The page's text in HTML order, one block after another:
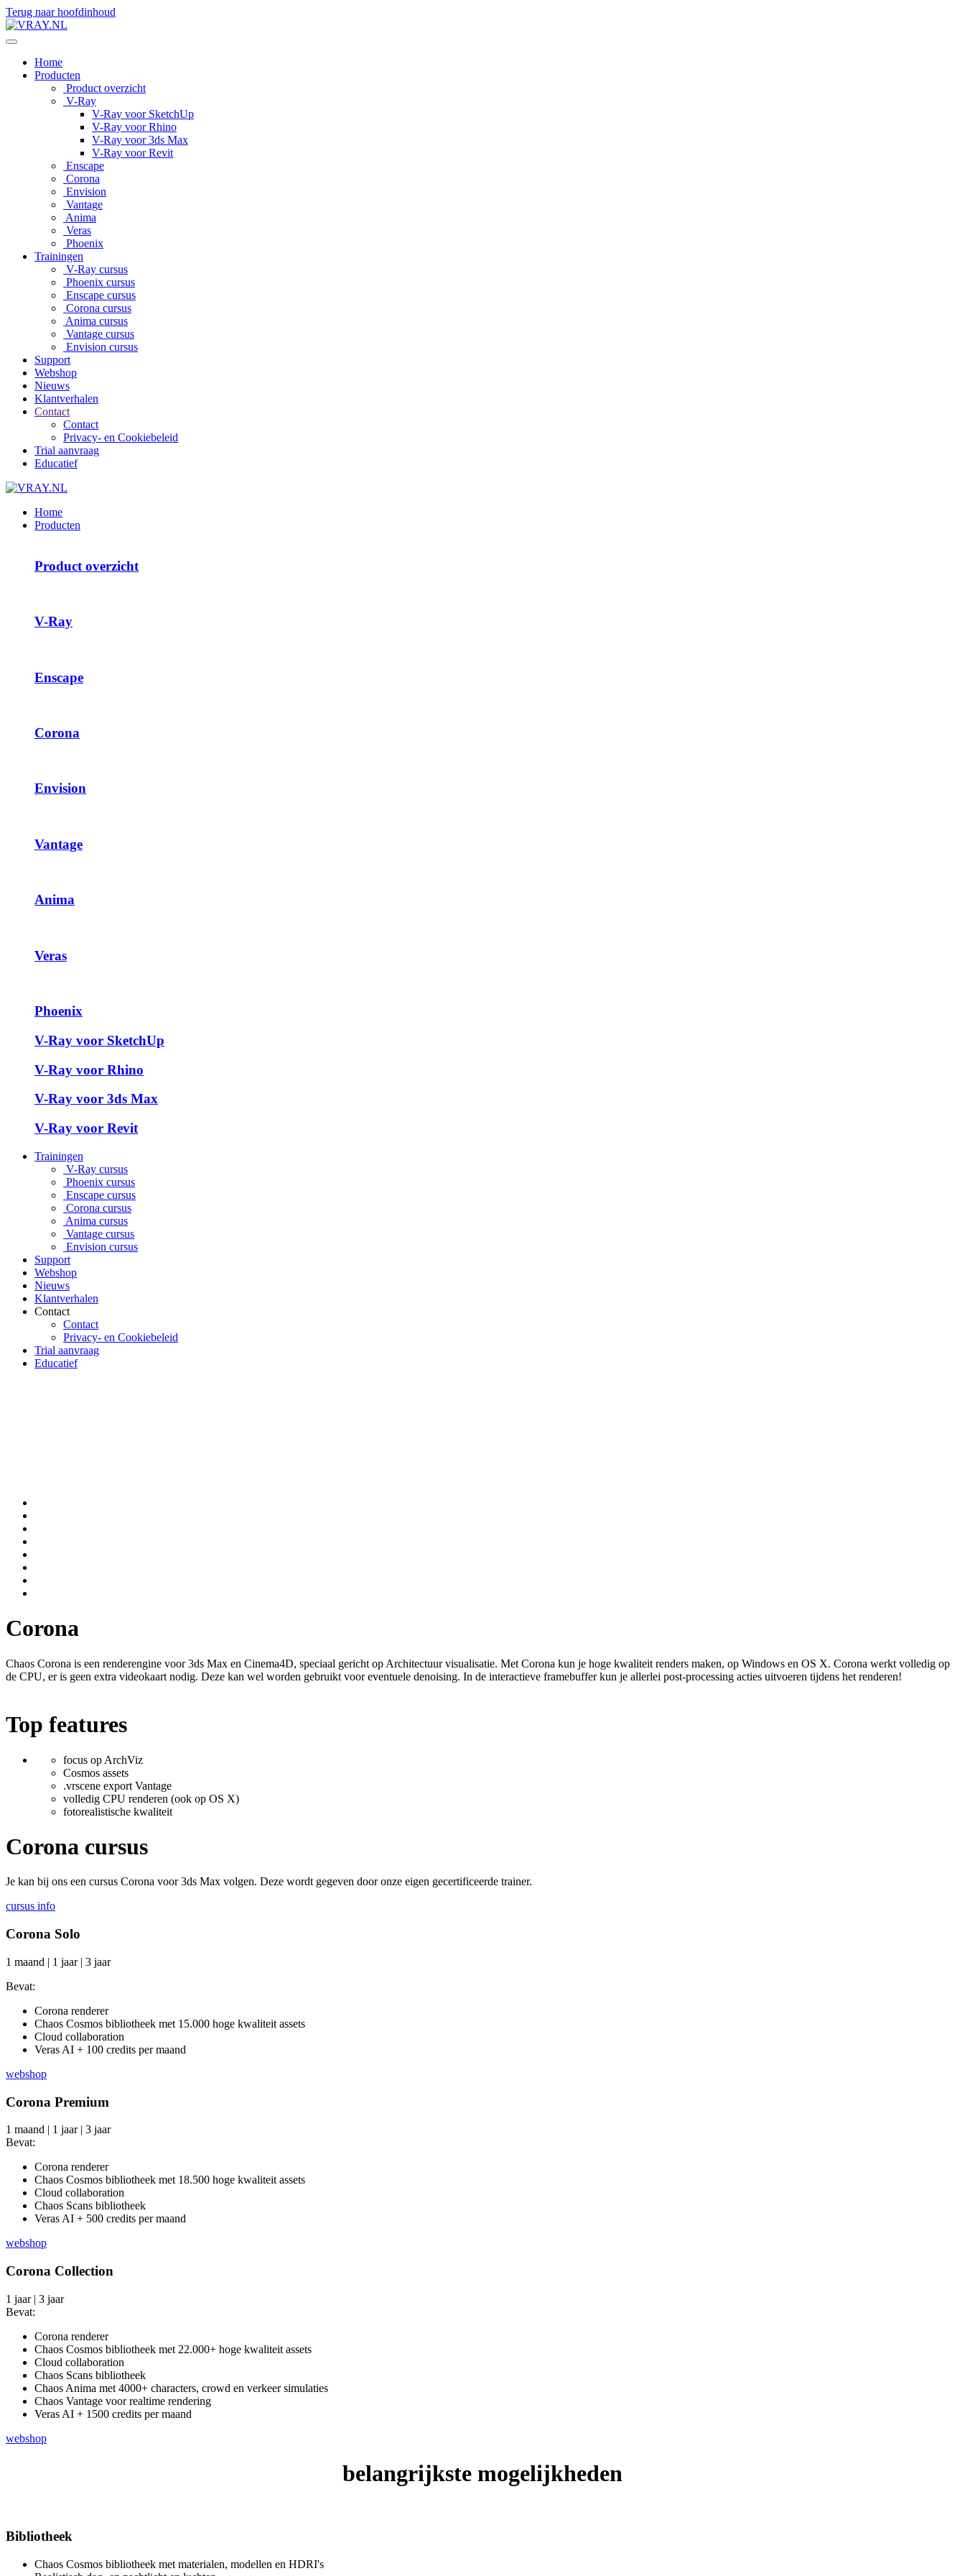
Terug naar hoofdinhoud
Home
Producten
Product overzicht
V-Ray
V-Ray voor SketchUp
V-Ray voor Rhino
V-Ray voor 3ds Max
V-Ray voor Revit
Enscape
Corona
Envision
Vantage
Anima
Veras
Phoenix
Trainingen
V-Ray cursus
Phoenix cursus
Enscape cursus
Corona cursus
Anima cursus
Vantage cursus
Envision cursus
Support
Webshop
Nieuws
Klantverhalen
Contact
Contact
Privacy- en Cookiebeleid
Trial aanvraag
Educatief
Home
Producten
Product overzicht
V-Ray
Enscape
Corona
Envision
Vantage
Anima
Veras
Phoenix
V-Ray voor SketchUp
V-Ray voor Rhino
V-Ray voor 3ds Max
V-Ray voor Revit
Trainingen
V-Ray cursus
Phoenix cursus
Enscape cursus
Corona cursus
Anima cursus
Vantage cursus
Envision cursus
Support
Webshop
Nieuws
Klantverhalen
Contact
Contact
Privacy- en Cookiebeleid
Trial aanvraag
Educatief
Corona
Chaos Corona is een renderengine voor 3ds Max en Cinema4D, speciaal gericht op Architectuur visualisatie. Met Corona kun je hoge kwaliteit renders maken, op Windows en OS X. Corona werkt volledig op
de CPU, er is geen extra videokaart nodig. Deze kan wel worden gebruikt voor eventuele denoising. In de interactieve framebuffer kun je allerlei post-processing acties uitvoeren tijdens het renderen!
Top features
focus op ArchViz
Cosmos assets
.vrscene export Vantage
volledig CPU renderen (ook op OS X)
fotorealistische kwaliteit
Corona cursus
Je kan bij ons een cursus Corona voor 3ds Max volgen. Deze wordt gegeven door onze eigen gecertificeerde trainer.
cursus info
Corona Solo
1 maand | 1 jaar | 3 jaar
Bevat:
Corona renderer
Chaos Cosmos bibliotheek met 15.000 hoge kwaliteit assets
Cloud collaboration
Veras AI + 100 credits per maand
webshop
Corona Premium
1 maand | 1 jaar | 3 jaar
Bevat:
Corona renderer
Chaos Cosmos bibliotheek met 18.500 hoge kwaliteit assets
Cloud collaboration
Chaos Scans bibliotheek
Veras AI + 500 credits per maand
webshop
Corona Collection
1 jaar | 3 jaar
Bevat:
Corona renderer
Chaos Cosmos bibliotheek met 22.000+ hoge kwaliteit assets
Cloud collaboration
Chaos Scans bibliotheek
Chaos Anima met 4000+ characters, crowd en verkeer simulaties
Chaos Vantage voor realtime rendering
Veras AI + 1500 credits per maand
webshop
belangrijkste mogelijkheden
Bibliotheek
Chaos Cosmos bibliotheek met materialen, modellen en HDRI's